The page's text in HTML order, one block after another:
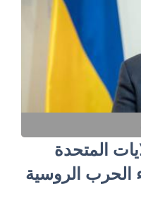
المتحدة
الحرب الروسية